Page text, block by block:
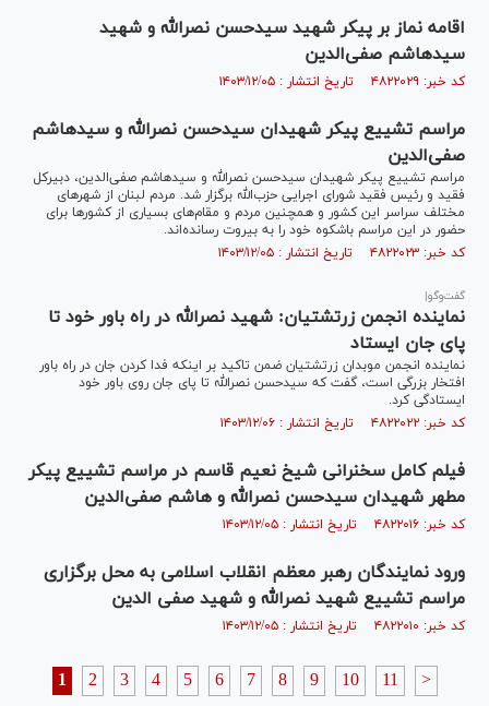
اقامه نماز بر پیکر شهید سیدحسن نصرالله و شهید
سیدهاشم صفی‌الدین
کد خبر: ۴۸۲۲۰۲۹ تاریخ انتشار : ۱۴۰۳/۱۲/۰۵
مراسم تشییع پیکر شهیدان سیدحسن نصرالله و سیدهاشم
صفی‌الدین
مراسم تشییع پیکر شهیدان سیدحسن نصرالله و سیدهاشم صفی‌الدین، دبیرکل
فقید و رئیس فقید شورای اجرایی حزب‌الله برگزار شد. مردم لبنان از شهر‌های
مختلف سراسر این کشور و همچنین مردم و مقام‌های بسیاری از کشور‌ها برای
حضور در این مراسم باشکوه خود را به بیروت رسانده‌اند.
کد خبر: ۴۸۲۲۰۲۳ تاریخ انتشار : ۱۴۰۳/۱۲/۰۵
گفت‌وگو|
نماینده انجمن زرتشتیان: شهید نصرالله در راه باور خود تا
پای جان ایستاد
نماینده انجمن موبدان زرتشتیان ضمن تاکید بر اینکه فدا کردن جان در راه باور
افتخار بزرگی است، گفت که سیدحسن نصرالله تا پای جان روی باور خود
ایستادگی کرد.
کد خبر: ۴۸۲۲۰۲۲ تاریخ انتشار : ۱۴۰۳/۱۲/۰۶
فیلم کامل سخنرانی شیخ نعیم قاسم در مراسم تشییع پیکر
مطهر شهیدان سیدحسن نصرالله و هاشم صفی‌الدین
کد خبر: ۴۸۲۲۰۱۶ تاریخ انتشار : ۱۴۰۳/۱۲/۰۵
ورود نمایندگان رهبر معظم انقلاب اسلامی به محل برگزاری
مراسم تشییع شهید نصرالله و شهید صفی الدین
کد خبر: ۴۸۲۲۰۱۰ تاریخ انتشار : ۱۴۰۳/۱۲/۰۵
1 2 3 4 5 6 7 8 9 10 11 >